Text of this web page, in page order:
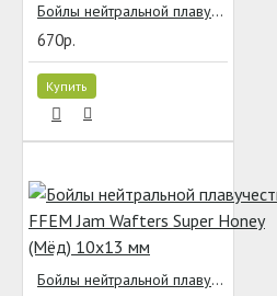
Бойлы нейтральной плавучести FFEM Jam Wafters Super Plum (Слива) 10x13 мм
670р.
Купить
Бойлы нейтральной плавучести FFEM Jam Wafters Super Honey (Мёд) 10x13 мм